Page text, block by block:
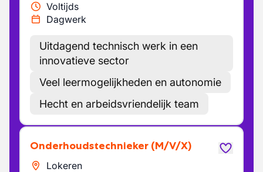
Voltijds
Dagwerk
Uitdagend technisch werk in een
innovatieve sector
Veel leermogelijkheden en autonomie
Hecht en arbeidsvriendelijk team
Onderhoudstechnieker (M/V/X)
Lokeren